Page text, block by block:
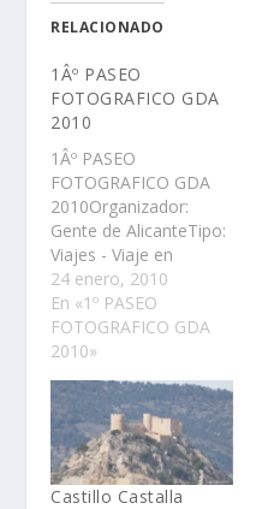
RELACIONADO
1Âº PASEO
FOTOGRAFICO GDA
2010
1Âº PASEO
FOTOGRAFICO GDA
2010Organizador:
Gente de AlicanteTipo:
Viajes - Viaje en
grupoRed:
GlobalFecha:
Domingo, 31 de enero
de 2010Hora: 9:00 -
15:00Lugar:
ALICANTEDescripciÃ³n
El prÃ³ximo domingo
31 de enero
pasearemos desde la
cantera hacia el castillo
24 enero, 2010
En «1º PASEO
FOTOGRAFICO GDA
2010»
Castillo Castalla